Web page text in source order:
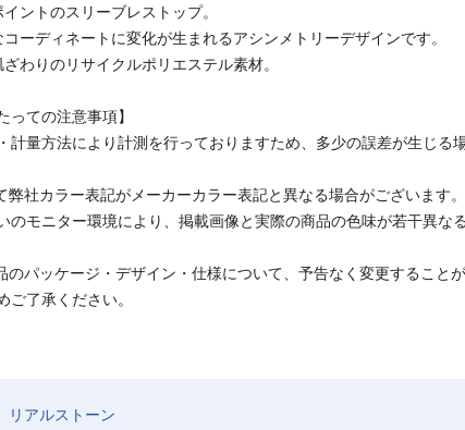
ントのスリーブレストップ。
ーディネートに変化が生まれるアシンメトリーデザインです。
わりのリサイクルポリエステル素材。
っての注意事項】
計量方法により計測を行っておりますため、多少の誤差が生じる
社カラー表記がメーカーカラー表記と異なる場合がございます。
のモニター環境により、掲載画像と実際の商品の色味が若干異な
パッケージ・デザイン・仕様について、予告なく変更すること
ご了承ください。
リアルストーン